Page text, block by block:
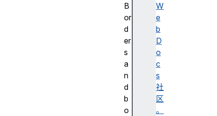
W
e
b
D
o
c
s
社
区
。
B
or
d
er
s
a
n
d
b
o